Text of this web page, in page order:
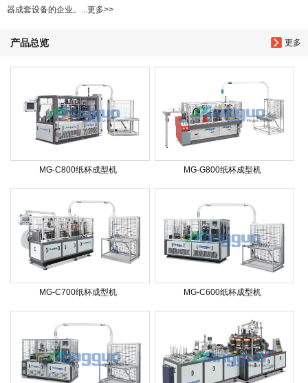
器成套设备的企业。...更多>>
更多
产品总览
MG-C800纸杯成型机 MG-G800纸杯成型机
MG-C700纸杯成型机 MG-C600纸杯成型机